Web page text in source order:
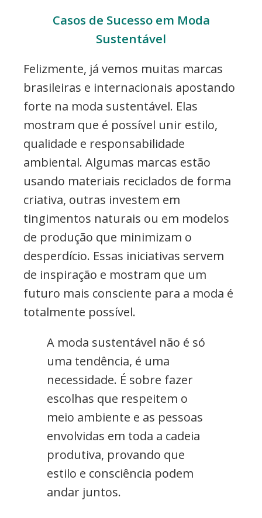
Casos de Sucesso em Moda
Sustentável
Felizmente, já vemos muitas marcas
brasileiras e internacionais apostando
forte na moda sustentável. Elas
mostram que é possível unir estilo,
qualidade e responsabilidade
ambiental. Algumas marcas estão
usando materiais reciclados de forma
criativa, outras investem em
tingimentos naturais ou em modelos
de produção que minimizam o
desperdício. Essas iniciativas servem
de inspiração e mostram que um
futuro mais consciente para a moda é
totalmente possível.
A moda sustentável não é só
uma tendência, é uma
necessidade. É sobre fazer
escolhas que respeitem o
meio ambiente e as pessoas
envolvidas em toda a cadeia
produtiva, provando que
estilo e consciência podem
andar juntos.